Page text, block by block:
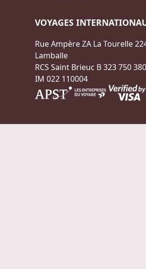
VOYAGES
Rue Ampère ZA La Tourelle
Lamballe
RCS Saint Brieuc B 323 750
IM 022 110004